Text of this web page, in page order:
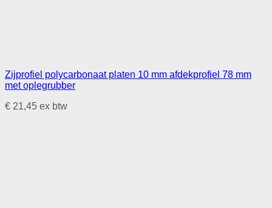
Zijprofiel polycarbonaat platen 10 mm afdekprofiel 78 mm
met oplegrubber
€ 21,45 ex btw